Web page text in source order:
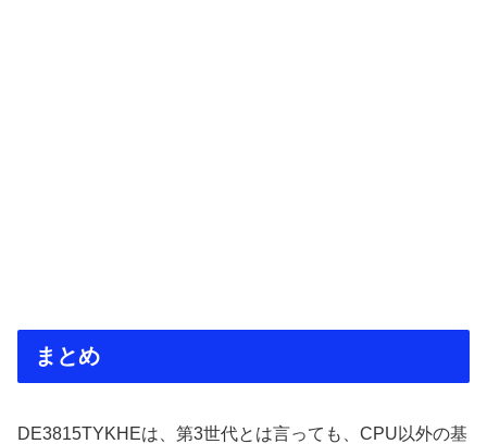
まとめ
DE3815TYKHEは、第3世代とは言っても、CPU以外の基